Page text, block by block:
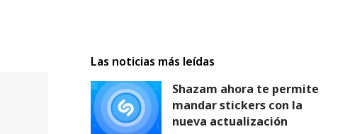
Las noticias más leídas
Shazam ahora te permite
mandar stickers con la
nueva actualización